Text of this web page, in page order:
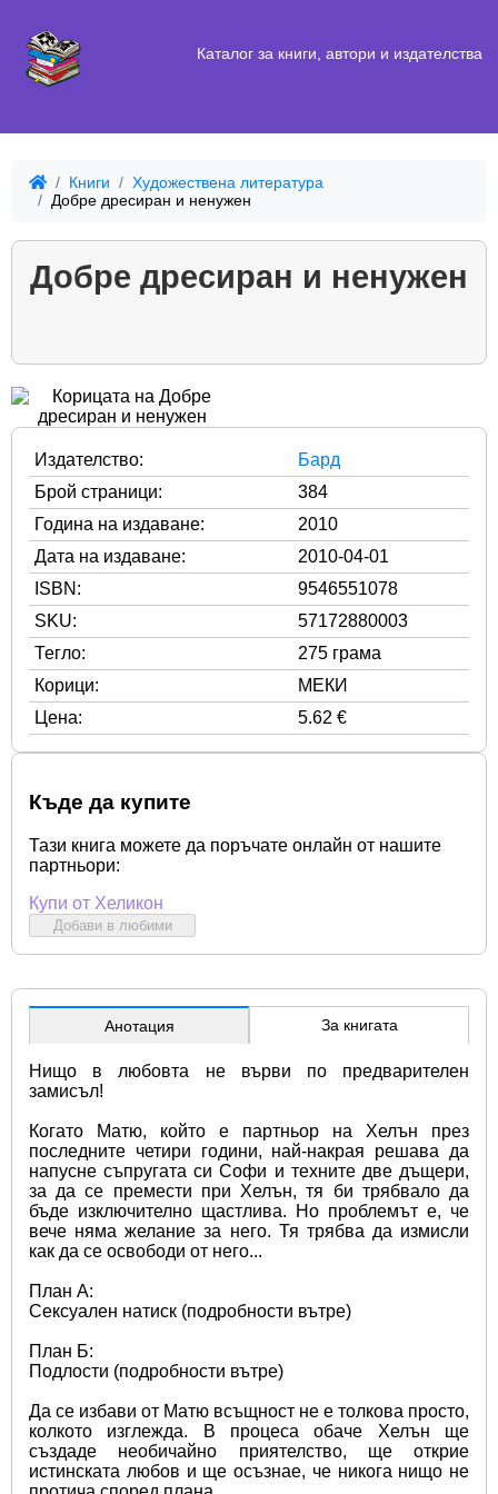
Каталог за книги, автори и издателства
Книги
Художествена литература
Добре дресиран и ненужен
Добре дресиран и ненужен
Издателство:
Бард
Брой страници:
384
Година на издаване:
2010
Дата на издаване:
2010-04-01
ISBN:
9546551078
SKU:
57172880003
Тегло:
275 грама
Корици:
МЕКИ
Цена:
5.62 €
Къде да купите
Тази книга можете да поръчате онлайн от нашите
партньори:
Купи от Хеликон
Добави в любими
Анотация За книгата
Нищо в любовта не върви по предварителен
замисъл!
Когато Матю, който е партньор на Хелън през
последните четири години, най-накрая решава да
напусне съпругата си Софи и техните две дъщери,
за да се премести при Хелън, тя би трябвало да
бъде изключително щастлива. Но проблемът е, че
вече няма желание за него. Тя трябва да измисли
как да се освободи от него...
План А:
Сексуален натиск (подробности вътре)
План Б:
Подлости (подробности вътре)
Да се избави от Матю всъщност не е толкова просто,
колкото изглежда. В процеса обаче Хелън ще
създаде необичайно приятелство, ще открие
истинската любов и ще осъзнае, че никога нищо не